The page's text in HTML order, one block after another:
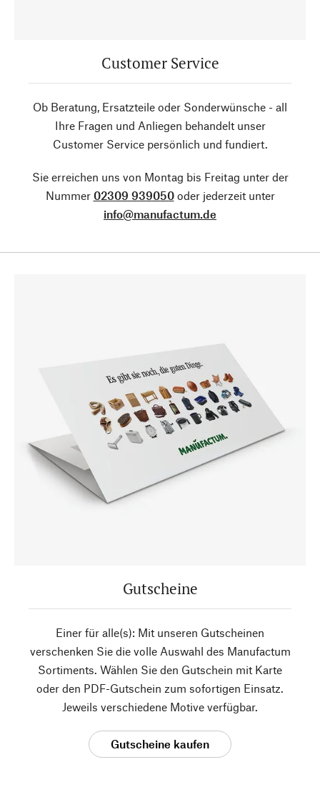
Customer Service
Ob Beratung, Ersatzteile oder Sonderwünsche - all
Ihre Fragen und Anliegen behandelt unser
Customer Service persönlich und fundiert.
Sie erreichen uns von Montag bis Freitag unter der
Nummer 02309 939050oder jederzeit unter
info@manufactum.de
Gutscheine
Einer für alle(s): Mit unseren Gutscheinen
verschenken Sie die volle Auswahl des Manufactum
Sortiments. Wählen Sie den Gutschein mit Karte
oder den PDF-Gutschein zum sofortigen Einsatz.
Jeweils verschiedene Motive verfügbar.
Gutscheine kaufen